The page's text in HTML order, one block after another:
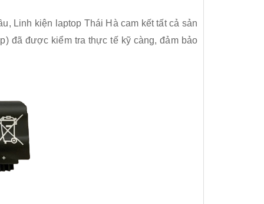
Linh kiện laptop Thái Hà cam kết tất cả sản
đã được kiểm tra thực tế kỹ càng, đảm bảo